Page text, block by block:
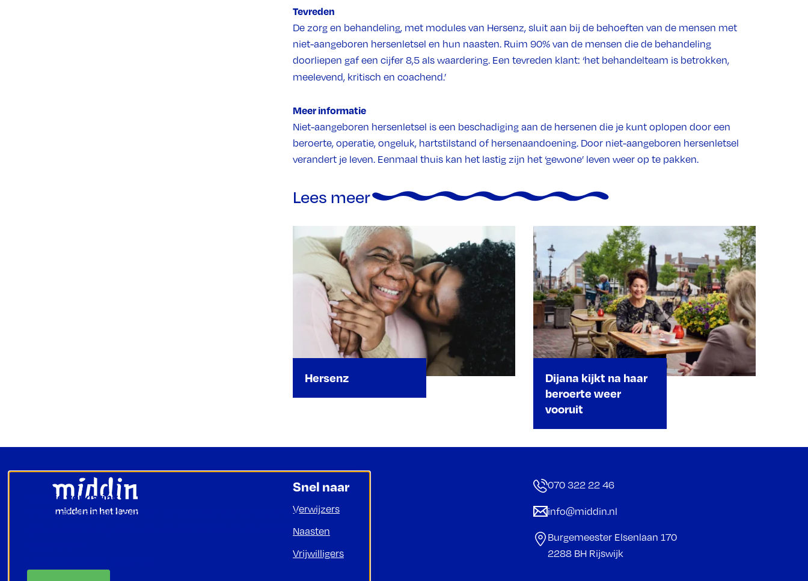
Cookie verklaring
Onze website maakt gebruik van cookies voor een optimale
Tevreden
De zorg en behandeling, met modules van Hersenz, sluit aan bij de behoeften van de mensen met
niet-aangeboren hersenletsel en hun naasten. Ruim 90% van de mensen die de behandeling
doorliepen gaf een cijfer 8,5 als waardering. Een tevreden klant: ‘het behandelteam is betrokken,
meelevend, kritisch en coachend.’
Meer informatie
Niet-aangeboren hersenletsel is een beschadiging aan de hersenen die je kunt oplopen door een
beroerte, operatie, ongeluk, hartstilstand of hersenaandoening. Door niet-aangeboren hersenletsel
verandert je leven. Eenmaal thuis kan het lastig zijn het ‘gewone’ leven weer op te pakken.
Lees meer
Hersenz
Dijana kijkt na haar
beroerte weer
vooruit
Footer Snel naar
Verwijzers
Naasten
Vrijwilligers
070 322 22 46
info@middin.nl
Burgemeester Elsenlaan 170
2288 BH Rijswijk